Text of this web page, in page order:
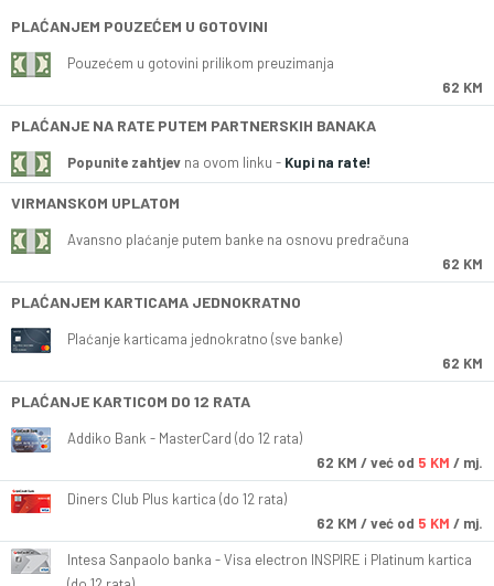
PLAĆANJEM POUZEĆEM U GOTOVINI
Pouzećem u gotovini prilikom preuzimanja
62 KM
PLAĆANJE NA RATE PUTEM PARTNERSKIH BANAKA
Popunite zahtjev na ovom linku - Kupi na rate!
VIRMANSKOM UPLATOM
Avansno plaćanje putem banke na osnovu predračuna
62 KM
PLAĆANJEM KARTICAMA JEDNOKRATNO
Plaćanje karticama jednokratno (sve banke)
62 KM
PLAĆANJE KARTICOM DO 12 RATA
Addiko Bank - MasterCard (do 12 rata)
62 KM / već od 5 KM / mj.
Diners Club Plus kartica (do 12 rata)
62 KM / već od 5 KM / mj.
Intesa Sanpaolo banka - Visa electron INSPIRE i Platinum kartica